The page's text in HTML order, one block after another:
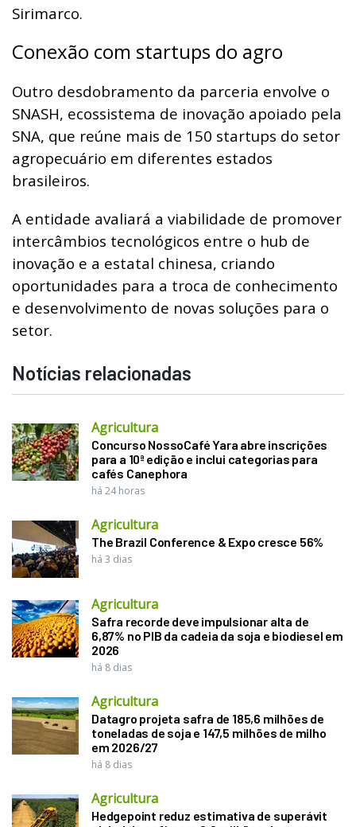
Sirimarco.
Conexão com startups do agro
Outro desdobramento da parceria envolve o
SNASH, ecossistema de inovação apoiado pela
SNA, que reúne mais de 150 startups do setor
agropecuário em diferentes estados
brasileiros.
A entidade avaliará a viabilidade de promover
intercâmbios tecnológicos entre o hub de
inovação e a estatal chinesa, criando
oportunidades para a troca de conhecimento
e desenvolvimento de novas soluções para o
setor.
Notícias relacionadas
Agricultura
Concurso NossoCafé Yara abre inscrições
para a 10ª edição e inclui categorias para
cafés Canephora
há 24 horas
Agricultura
The Brazil Conference & Expo cresce 56%
há 3 dias
Agricultura
Safra recorde deve impulsionar alta de
6,87% no PIB da cadeia da soja e biodiesel em
2026
há 8 dias
Agricultura
Datagro projeta safra de 185,6 milhões de
toneladas de soja e 147,5 milhões de milho
em 2026/27
há 8 dias
Agricultura
Hedgepoint reduz estimativa de superávit